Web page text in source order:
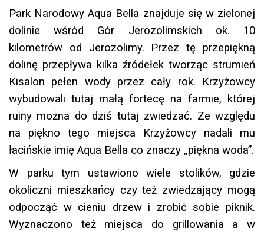
Park Narodowy Aqua Bella znajduje się w zielonej
dolinie wśród Gór Jerozolimskich ok. 10
kilometrów od Jerozolimy. Przez tę przepiękną
dolinę przepływa kilka źródełek tworząc strumień
Kisalon pełen wody przez cały rok. Krzyżowcy
wybudowali tutaj małą fortecę na farmie, której
ruiny można do dziś tutaj zwiedzać. Ze względu
na piękno tego miejsca Krzyżowcy nadali mu
łacińskie imię Aqua Bella co znaczy „piękna woda”.
W parku tym ustawiono wiele stolików, gdzie
okoliczni mieszkańcy czy też zwiedzający mogą
odpocząć w cieniu drzew i zrobić sobie piknik.
Wyznaczono też miejsca do grillowania a w